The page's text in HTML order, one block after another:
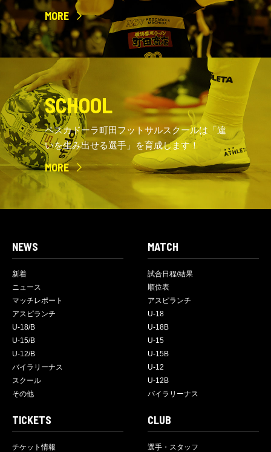
MORE
SCHOOL
ペスカドーラ町田フットサルスクールは「違
いを生み出せる選手」を育成します！
MORE
NEWS
新着
ニュース
マッチレポート
アスピランチ
U-18/B
U-15/B
U-12/B
バイラリーナス
スクール
その他
MATCH
試合日程/結果
順位表
アスピランチ
U-18
U-18B
U-15
U-15B
U-12
U-12B
バイラリーナス
TICKETS
チケット情報
CLUB
選手・スタッフ